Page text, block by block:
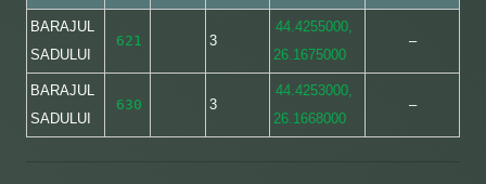
BARAJUL
SADULUI
621 3
44.4255000,
26.1675000
–
BARAJUL
SADULUI
630 3
44.4253000,
26.1668000
–